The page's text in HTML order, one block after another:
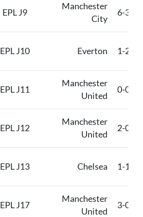
EPL J9
Manchester
City
6-3
EPL J10 Everton 1-2
EPL J11
Manchester
United
0-0
EPL J12
Manchester
United
2-0
EPL J13 Chelsea 1-1
EPL J17
Manchester
United
3-0